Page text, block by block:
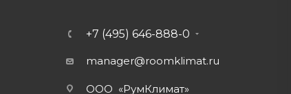
+7 (495) 646-888-0
manager@roomklimat.ru
ООО «РумКлимат»